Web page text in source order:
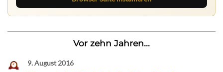
Vor zehn Jahren...
9. August 2016